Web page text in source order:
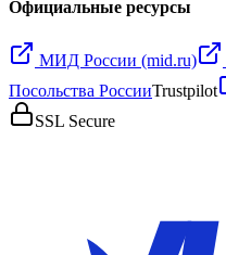
Официальные ресурсы
МИД России (mid.ru)
Посольства РоссииTrustpilot
SSL Secure